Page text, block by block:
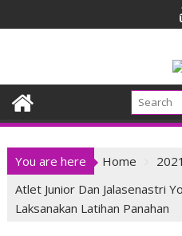
to
You are here Home 2021
Atlet Junior Dan Jalasenastri
Laksanakan Latihan Panahan